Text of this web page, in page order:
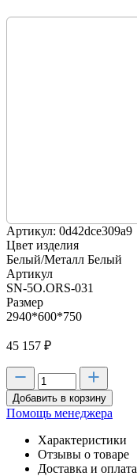
Артикул: 0d42dce309a9
Цвет изделия
Белый/Металл Белый
Артикул
SN-5O.ORS-031
Размер
2940*600*750
45 157 ₽
Добавить в корзину
Помощь менеджера
Характеристики
Отзывы о товаре
Доставка и оплата